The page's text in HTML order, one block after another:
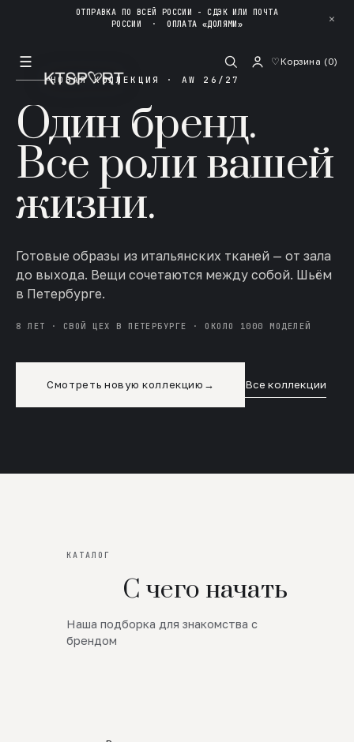
ОТПРАВКА ПО ВСЕЙ РОССИИ - СДЭК ИЛИ ПОЧТА
РОССИИ ·ОПЛАТА «ДОЛЯМИ» ✕
☰ ♡Корзина (0)
НОВАЯ КОЛЛЕКЦИЯ · AW 26/27
Один бренд.
Все роли вашей
жизни.
Готовые образы из итальянских тканей — от зала
до выхода. Вещи сочетаются между собой. Шьём
в Петербурге.
8 ЛЕТ · СВОЙ ЦЕХ В ПЕТЕРБУРГЕ · ОКОЛО 1000 МОДЕЛЕЙ
Смотреть новую коллекцию → Все коллекции
КАТАЛОГ
С чего начать
Наша подборка для знакомства с
брендом
Новинки
SALE